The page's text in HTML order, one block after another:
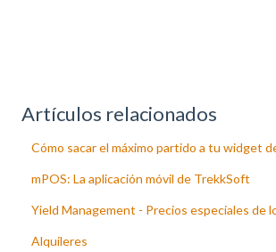
Artículos relacionados
Cómo sacar el máximo partido a tu widget
mPOS: La aplicación móvil de TrekkSoft
Yield Management - Precios especiales de
Alquileres